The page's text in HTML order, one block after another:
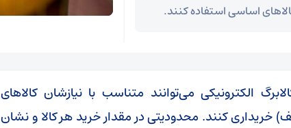
اساسی استفاده کنند.
الکترونیکی می‌توانند متناسب با نیازشان کالا‌های
خریداری کنند. محدودیتی در مقدار خرید هر کالا و نشان